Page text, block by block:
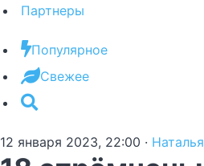
Партнеры
Популярное
Свежее
12 января 2023, 22:00 ·